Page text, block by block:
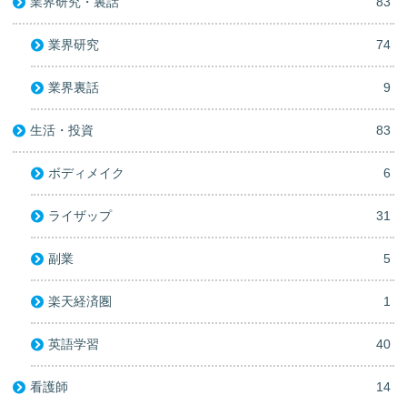
業界研究 74
業界裏話 9
生活・投資 83
ボディメイク 6
ライザップ 31
副業 5
楽天経済圏 1
英語学習 40
看護師 14